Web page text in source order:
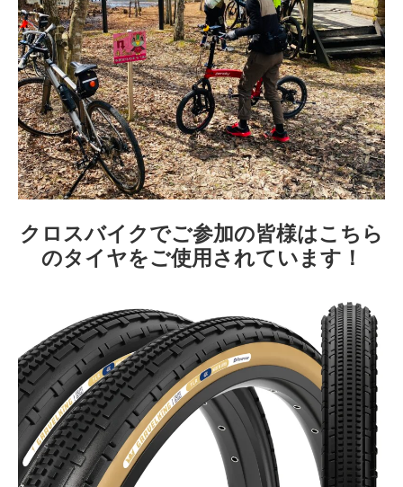
クロスバイクでご参加の皆様はこちら
のタイヤをご使用されています！